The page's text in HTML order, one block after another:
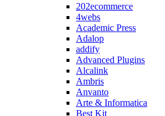
202ecommerce
4webs
Academic Press
Adalop
addify
Advanced Plugins
Alcalink
Ambris
Anvanto
Arte & Informatica
Best Kit